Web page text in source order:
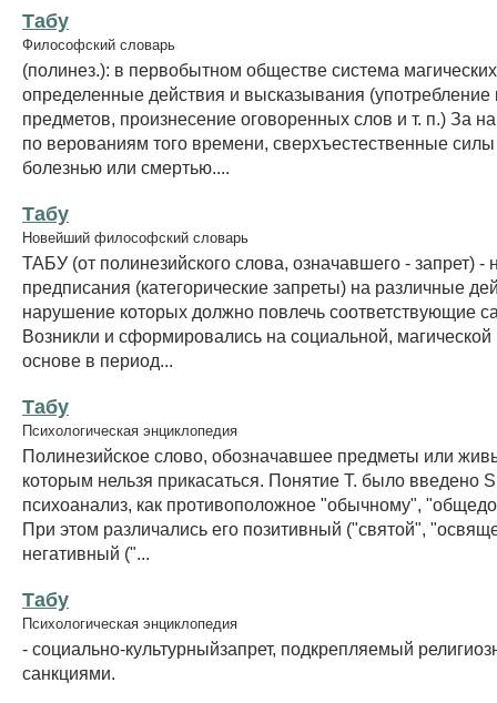
Табу
Философский словарь
(полинез.): в первобытном обществе система
определенные действия и высказывания (употребление
предметов, произнесение оговоренных слов и т. п.) За
по верованиям того времени, сверхъестественные
болезнью или смертью....
Табу
Новейший философский словарь
ТАБУ (от полинезийского слова, означавшего - запрет) -
предписания (категорические запреты) на различные
нарушение которых должно повлечь соответствующие
Возникли и сформировались на социальной, магической
основе в период...
Табу
Психологическая энциклопедия
Полинезийское слово, обозначавшее предметы или
которым нельзя прикасаться. Понятие Т. было введено
психоанализ, как противоположное "обычному",
При этом различались его позитивный ("святой",
негативный ("...
Табу
Психологическая энциклопедия
- социально-культурныйзапрет, подкрепляемый
санкциями.